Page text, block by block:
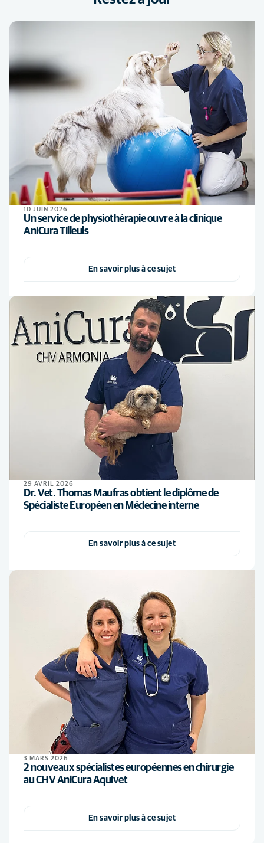
10 JUIN 2026
Un service de physiothérapie ouvre à la clinique
AniCura Tilleuls
En savoir plus à ce sujet
29 AVRIL 2026
Dr. Vet. Thomas Maufras obtient le diplôme de
Spécialiste Européen en Médecine interne
En savoir plus à ce sujet
3 MARS 2026
2 nouveaux spécialistes européennes en chirurgie
au CHV AniCura Aquivet
En savoir plus à ce sujet